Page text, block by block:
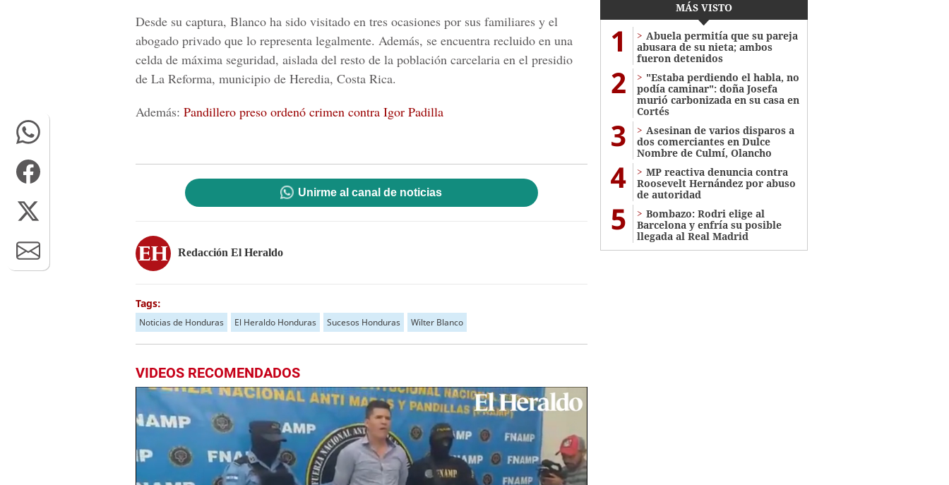
Desde su captura, Blanco ha sido visitado en tres ocasiones por sus familiares y el
abogado privado que lo representa legalmente. Además, se encuentra recluido en una
celda de máxima seguridad, aislada del resto de la población carcelaria en el presidio
de La Reforma, municipio de Heredia, Costa Rica.
Además: Pandillero preso ordenó crimen contra Igor Padilla
Unirme al canal de noticias
Redacción El Heraldo
Tags:
Noticias de Honduras El Heraldo Honduras Sucesos Honduras Wilter Blanco
VIDEOS RECOMENDADOS
MÁS VISTO
1
Abuela permitía que su pareja
abusara de su nieta; ambos
fueron detenidos
2
"Estaba perdiendo el habla, no
podía caminar": doña Josefa
murió carbonizada en su casa en
Cortés
3
Asesinan de varios disparos a
dos comerciantes en Dulce
Nombre de Culmí, Olancho
4
MP reactiva denuncia contra
Roosevelt Hernández por abuso
de autoridad
5
Bombazo: Rodri elige al
Barcelona y enfría su posible
llegada al Real Madrid